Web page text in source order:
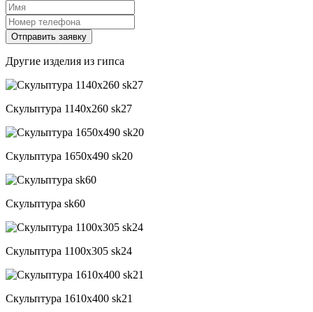
Другие изделия из гипса
Скульптура 1140x260 sk27
Скульптура 1650x490 sk20
Скульптура sk60
Скульптура 1100x305 sk24
Скульптура 1610x400 sk21